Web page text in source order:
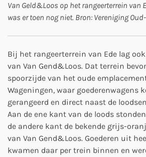
Van Geld&Loos op het rangeerterrein van
was er toen nog niet. Bron: Vereniging
Bij het rangeerterrein van Ede lag
van Van Gend&Loos. Dat terrein
spoorzijde van het oude
Wageningen, waar goederenwagens
gerangeerd en direct naast de
Aan de ene kant van de loods
de andere kant de bekende grijs-
van Van Gend&Loos. Goederen uit
kwamen daar per trein binnen en